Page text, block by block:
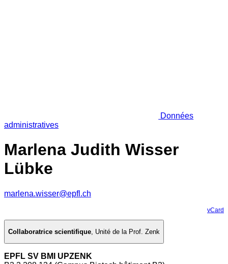
Données
administratives
Marlena Judith Wisser
Lübke
marlena.wisser@epfl.ch
vCard
Collaboratrice scientifique, Unité de la Prof. Zenk
EPFL SV BMI UPZENK